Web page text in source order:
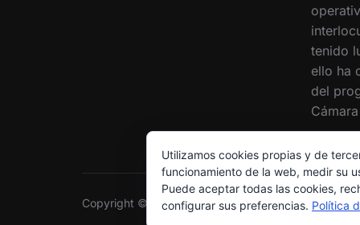
tenido
ello ha
del
Copyright © 2026 Grupo Interóleo
Utilizamos cookies propias y de
funcionamiento de la web, medir su
Puede aceptar todas las cookies,
configurar sus preferencias. Política